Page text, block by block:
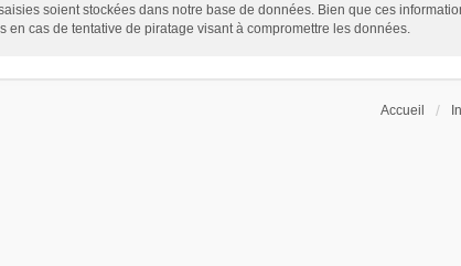
soient stockées dans notre base de données. Bien que ces
cas de tentative de piratage visant à compromettre les données.
Accueil